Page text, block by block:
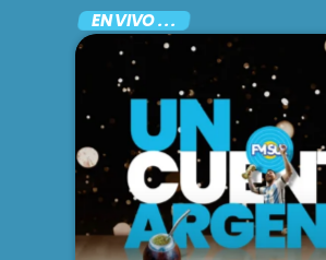
EN VIVO . . .